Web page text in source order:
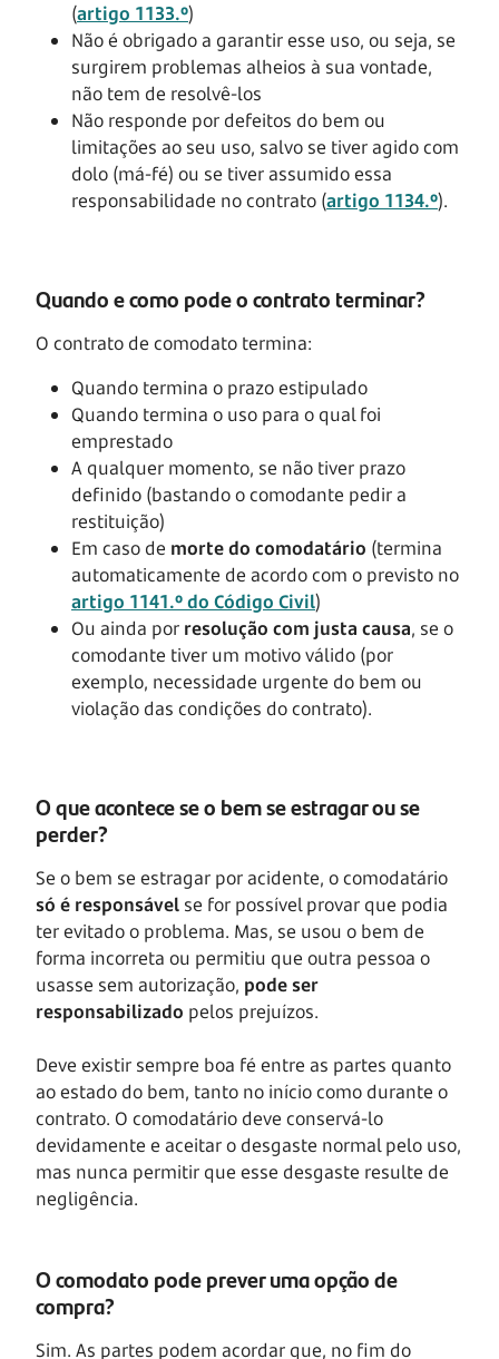
(artigo 1133.º)
Não é obrigado a garantir esse uso, ou seja, se
surgirem problemas alheios à sua vontade,
não tem de resolvê-los
Não responde por defeitos do bem ou
limitações ao seu uso, salvo se tiver agido com
dolo (má-fé) ou se tiver assumido essa
responsabilidade no contrato (artigo 1134.º).
Quando e como pode o contrato terminar?
O contrato de comodato termina:
Quando termina o prazo estipulado
Quando termina o uso para o qual foi
emprestado
A qualquer momento, se não tiver prazo
definido (bastando o comodante pedir a
restituição)
Em caso de morte do comodatário (termina
automaticamente de acordo com o previsto no
artigo 1141.º do Código Civil)
Ou ainda por resolução com justa causa, se o
comodante tiver um motivo válido (por
exemplo, necessidade urgente do bem ou
violação das condições do contrato).
O que acontece se o bem se estragar ou se
perder?
Se o bem se estragar por acidente, o comodatário
só é responsável se for possível provar que podia
ter evitado o problema. Mas, se usou o bem de
forma incorreta ou permitiu que outra pessoa o
usasse sem autorização, pode ser
responsabilizado pelos prejuízos.
Deve existir sempre boa fé entre as partes quanto
ao estado do bem, tanto no início como durante o
contrato. O comodatário deve conservá-lo
devidamente e aceitar o desgaste normal pelo uso,
mas nunca permitir que esse desgaste resulte de
negligência.
O comodato pode prever uma opção de
compra?
Sim. As partes podem acordar que, no fim do